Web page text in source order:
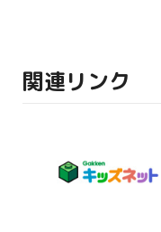
関連リンク